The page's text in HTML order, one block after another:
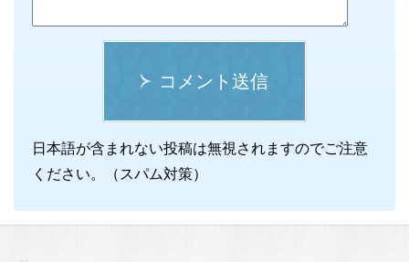
コメント送信
日本語が含まれない投稿は無視されますのでご注意
ください。（スパム対策）